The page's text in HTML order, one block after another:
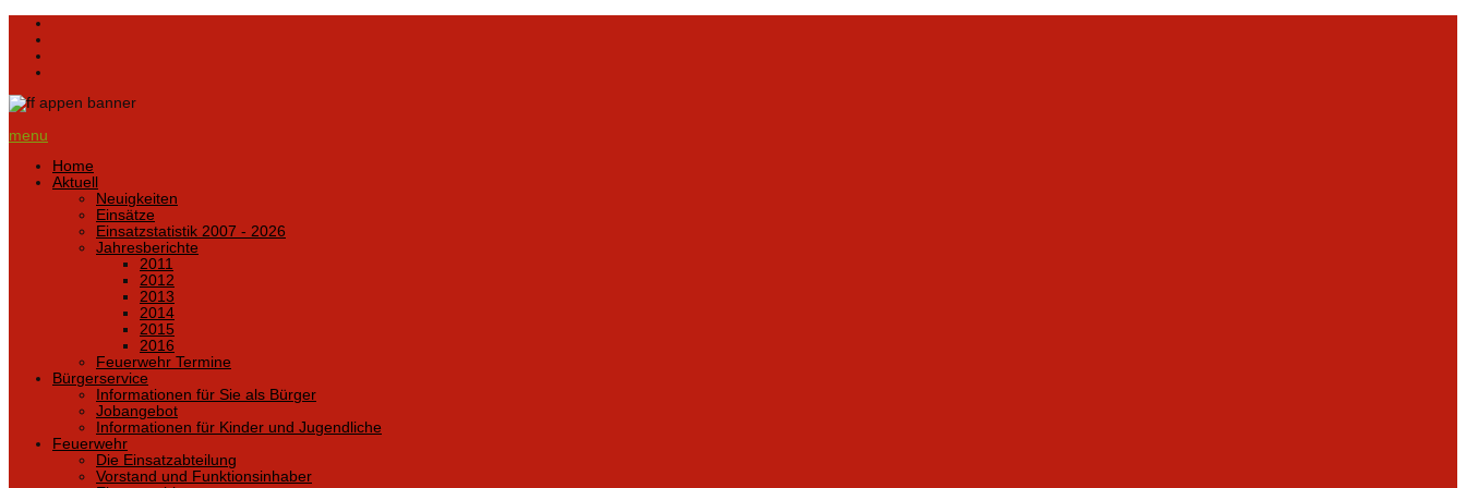
menu
Home
Aktuell
Neuigkeiten
Einsätze
Einsatzstatistik 2007 - 2026
Jahresberichte
2011
2012
2013
2014
2015
2016
Feuerwehr Termine
Bürgerservice
Informationen für Sie als Bürger
Jobangebot
Informationen für Kinder und Jugendliche
Feuerwehr
Die Einsatzabteilung
Vorstand und Funktionsinhaber